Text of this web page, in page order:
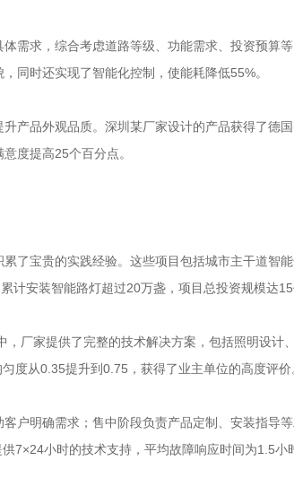
需求，综合考虑道路等级、功能需求、投资预算
同时还实现了智能化控制，使能耗降低55%。
产品外观品质。深圳某厂家设计的产品获得了德
度提高25个百分点。
了宝贵的实践经验。这些项目包括城市主干道智
安装智能路灯超过20万盏，项目总投资规模达15
厂家提供了完整的技术解决方案，包括照明设计
度从0.35提升到0.75，获得了业主单位的高度评价
户明确需求；售中阶段负责产品定制、安装指导
小时的技术支持，平均故障响应时间为1.5小